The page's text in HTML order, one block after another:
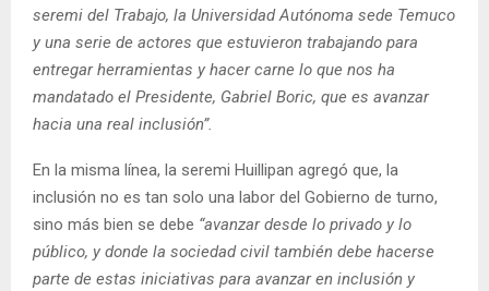
seremi del Trabajo, la Universidad Autónoma sede Temuco
y una serie de actores que estuvieron trabajando para
entregar herramientas y hacer carne lo que nos ha
mandatado el Presidente, Gabriel Boric, que es avanzar
hacia una real inclusión”.
En la misma línea, la seremi Huillipan agregó que, la
inclusión no es tan solo una labor del Gobierno de turno,
sino más bien se debe “avanzar desde lo privado y lo
público, y donde la sociedad civil también debe hacerse
parte de estas iniciativas para avanzar en inclusión y